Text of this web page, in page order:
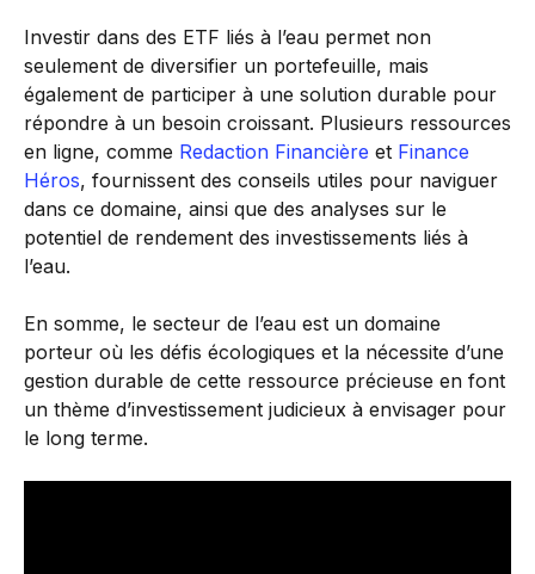
Investir dans des ETF liés à l’eau permet non
seulement de diversifier un portefeuille, mais
également de participer à une solution durable pour
répondre à un besoin croissant. Plusieurs ressources
en ligne, comme Redaction Financière et Finance
Héros, fournissent des conseils utiles pour naviguer
dans ce domaine, ainsi que des analyses sur le
potentiel de rendement des investissements liés à
l’eau.
En somme, le secteur de l’eau est un domaine
porteur où les défis écologiques et la nécessite d’une
gestion durable de cette ressource précieuse en font
un thème d’investissement judicieux à envisager pour
le long terme.